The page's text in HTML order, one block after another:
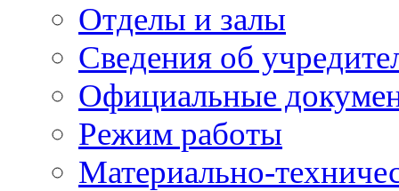
Отделы и залы
Сведения об
Официальные
Режим работы
Материально-